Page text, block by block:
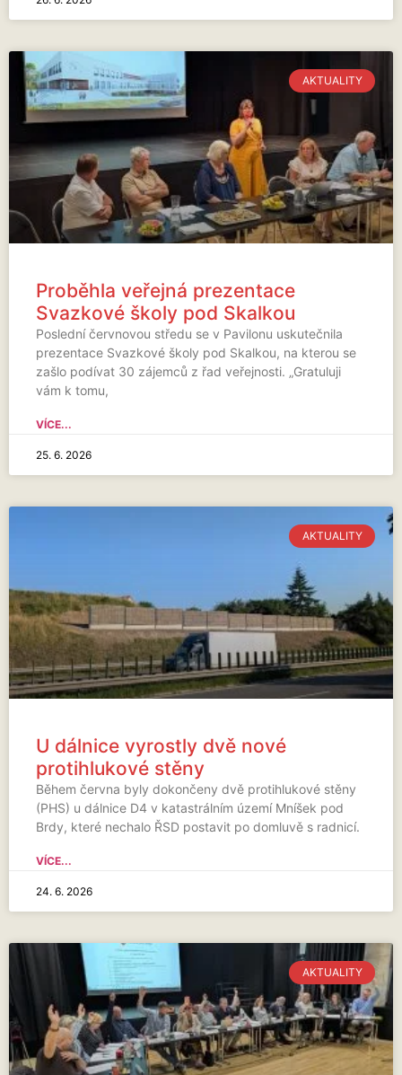
AKTUALITY
Proběhla veřejná prezentace
Svazkové školy pod Skalkou
Poslední červnovou středu se v Pavilonu uskutečnila
prezentace Svazkové školy pod Skalkou, na kterou se
zašlo podívat 30 zájemců z řad veřejnosti. „Gratuluji
vám k tomu,
VÍCE...
25. 6. 2026
AKTUALITY
U dálnice vyrostly dvě nové
protihlukové stěny
Během června byly dokončeny dvě protihlukové stěny
(PHS) u dálnice D4 v katastrálním území Mníšek pod
Brdy, které nechalo ŘSD postavit po domluvě s radnicí.
VÍCE...
24. 6. 2026
AKTUALITY